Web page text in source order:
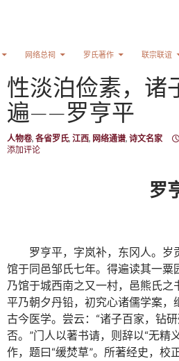
网络总祠 罗氏著作 联宗联谊
性淡泊俭素，诸
遍——罗亨平
人物卷, 各省罗氏, 江西, 网络通谱, 诗文名家
添加评论
罗
罗亨平，字岚补，东冈人。
馆于同邑邹氏七年。得遍读其一
乃馆于城西南之又一村，邑熊氏
平乃朝夕丹铅，初究心诸儒学案
古今医学。尝云：“诸子百家，钻
否。”门人以著书请，则辞以“无精
作，题曰“缓焚草”。所著经史，校